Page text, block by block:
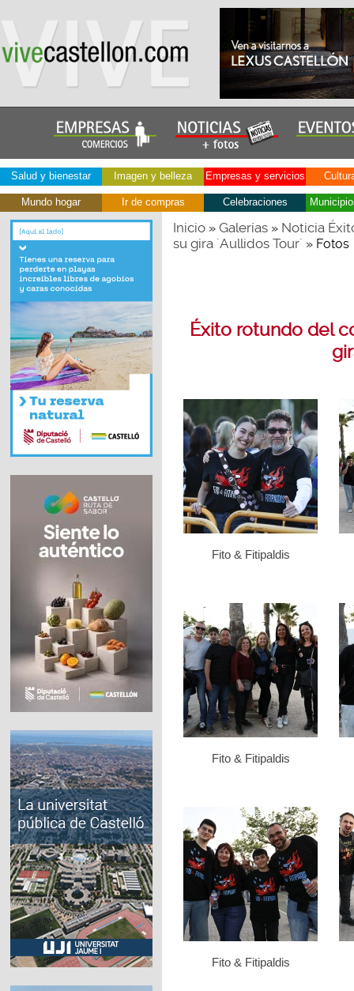
Salud y bienestar Imagen y belleza Empresas y servicios
Mundo hogar Ir de compras Celebraciones
Inicio» Galerías» Noticia
su gira ´Aullidos Tour´ » Fotos
Éxito rotundo del
Fito & Fitipaldis
Fito & Fitipaldis
Fito & Fitipaldis